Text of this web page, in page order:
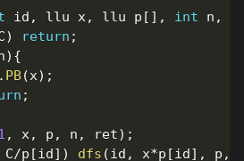
id , llu x, llu p [ ] , int n ,
) return ;
) {
. PB(x) ;
;
, x, p , n , ret) ;
C/p [id] ) dfs (id , x*p [id] , p ,